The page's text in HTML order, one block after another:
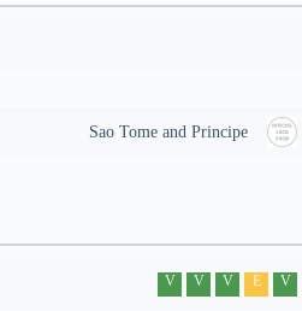
Sao Tome and Principe
V V V E V